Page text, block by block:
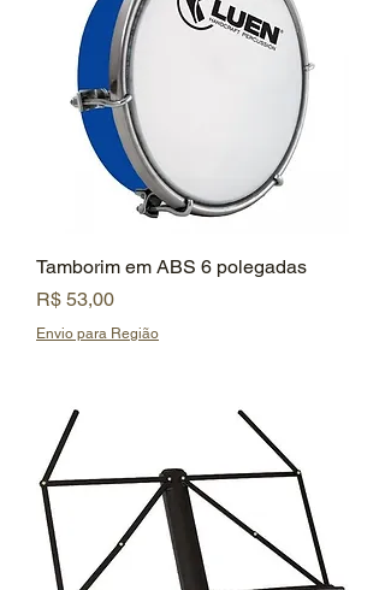
Tamborim em ABS 6 polegadas
Preço
R$ 53,00
Envio para Região